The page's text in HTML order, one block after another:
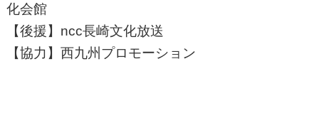
化会館
【後援】ncc長崎文化放送
【協力】西九州プロモーション